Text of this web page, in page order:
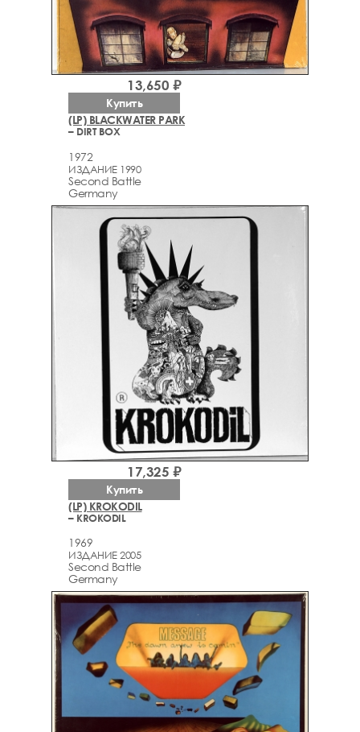
(LP) BLACKWATER PARK
– DIRT BOX
1972
ИЗДАНИЕ 1990
Second Battle
Germany
13,650 ₽
Купить
(LP) KROKODIL
– KROKODIL
1969
ИЗДАНИЕ 2005
Second Battle
Germany
17,325 ₽
Купить